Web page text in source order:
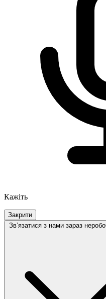
Кажіть
Закрити
Звʼязатися з нами зараз